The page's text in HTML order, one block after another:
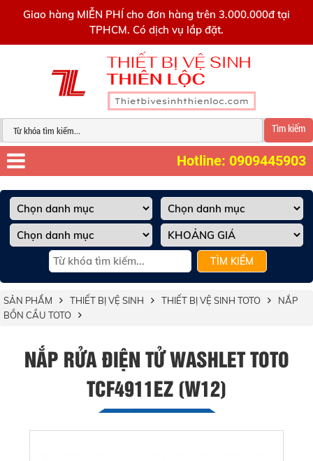
Giao hàng MIỄN PHÍ cho đơn hàng trên 3.000.000đ tại
TPHCM. Có dịch vụ lắp đặt.
Tìm kiếm
Hotline: 0909445903
TÌM KIẾM
SẢN PHẨM THIẾT BỊ VỆ SINH THIẾT BỊ VỆ SINH TOTO
NẮP
BỒN CẦU TOTO
NẮP RỬA ĐIỆN TỬ WASHLET TOTO
TCF4911EZ (W12)
0909445903